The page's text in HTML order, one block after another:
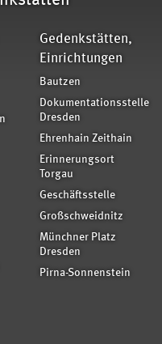
Gedenkstätten,
Einrichtungen
Bautzen
Dokumentationsstelle
Dresden
Ehrenhain Zeithain
Erinnerungsort
Torgau
Geschäftsstelle
Großschweidnitz
Münchner Platz
Dresden
Pirna-Sonnenstein